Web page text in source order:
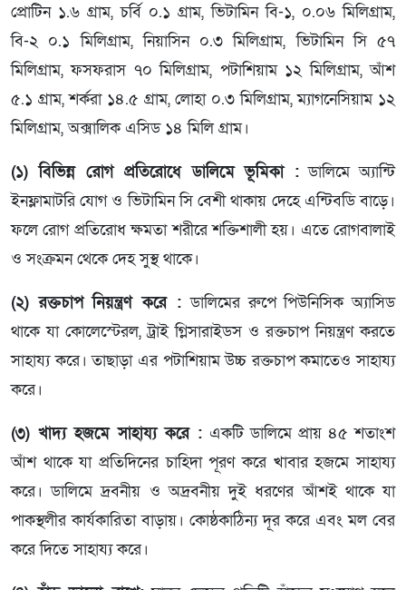
প্রোটিন ১.৬ গ্রাম, চর্বি ০.১ গ্রাম, ভিটামিন বি-১, ০.০৬ মিলিগ্রাম,
বি-২ ০.১ মিলিগ্রাম, নিয়াসিন ০.৩ মিলিগ্রাম, ভিটামিন সি ৫৭
মিলিগ্রাম, ফসফরাস ৭০ মিলিগ্রাম, পটাশিয়াম ১২ মিলিগ্রাম, আঁশ
৫.১ গ্রাম, শর্করা ১৪.৫ গ্রাম, লোহা ০.৩ মিলিগ্রাম, ম্যাগনেসিয়াম ১২
মিলিগ্রাম, অক্সালিক এসিড ১৪ মিলি গ্রাম।
(১) বিভিন্ন রোগ প্রতিরোধে ডালিমে ভূমিকা : ডালিমে অ্যান্টি
ইনফ্লামাটরি যোগ ও ভিটামিন সি বেশী থাকায় দেহে এন্টিবডি বাড়ে।
ফলে রোগ প্রতিরোধ ক্ষমতা শরীরে শক্তিশালী হয়। এতে রোগবালাই
ও সংক্রমন থেকে দেহ সুস্থ থাকে।
(২) রক্তচাপ নিয়ন্ত্রণ করে :ডালিমের রুপে পিউনিসিক অ্যাসিড
থাকে যা কোলেস্টেরল, ট্রাই গ্লিসারাইডস ও রক্তচাপ নিয়ন্ত্রণ করতে
সাহায্য করে। তাছাড়া এর পটাশিয়াম উচ্চ রক্তচাপ কমাতেও সাহায্য
করে।
(৩) খাদ্য হজমে সাহায্য করে : একটি ডালিমে প্রায় ৪৫ শতাংশ
আঁশ থাকে যা প্রতিদিনের চাহিদা পূরণ করে খাবার হজমে সাহায্য
করে। ডালিমে দ্রবনীয় ও অদ্রবনীয় দুই ধরণের আঁশই থাকে যা
পাকস্থলীর কার্যকারিতা বাড়ায়। কোষ্ঠকাঠিন্য দূর করে এবং মল বের
করে দিতে সাহায্য করে।